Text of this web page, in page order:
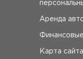
Аренда
Финансовые
Карта сайта